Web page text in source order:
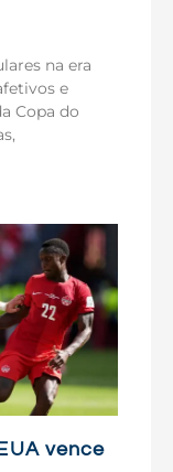
na era
e
Copa do
vence